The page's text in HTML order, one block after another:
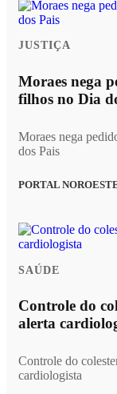
JUSTIÇA
Moraes nega
filhos no Dia
Moraes nega
dos Pais
PORTAL
SAÚDE
Controle do
alerta
Controle do
cardiologista